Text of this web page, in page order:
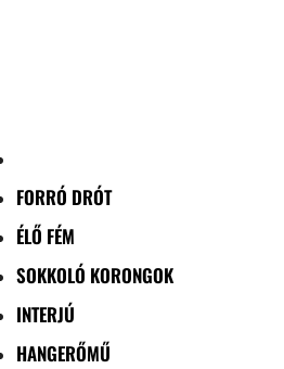
FORRÓ DRÓT
ÉLŐ FÉM
SOKKOLÓ KORONGOK
INTERJÚ
HANGERŐMŰ